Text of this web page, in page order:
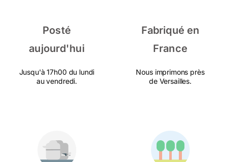
Posté
aujourd'hui
Jusqu'à 17h00 du lundi
au vendredi.
Fabriqué en
France
Nous imprimons près
de Versailles.